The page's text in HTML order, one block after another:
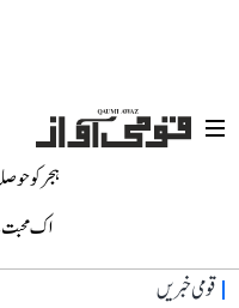
ہجر کو
اک محبت
قومی خبریں